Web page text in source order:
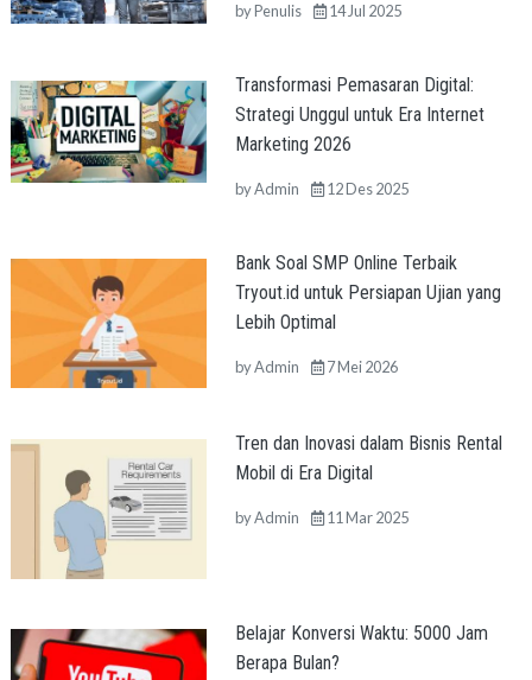
byPenulis 14 Jul 2025
Transformasi Pemasaran Digital:
Strategi Unggul untuk Era Internet
Marketing 2026
byAdmin 12 Des 2025
Bank Soal SMP Online Terbaik
Tryout.id untuk Persiapan Ujian yang
Lebih Optimal
byAdmin 7 Mei 2026
Tren dan Inovasi dalam Bisnis Rental
Mobil di Era Digital
byAdmin 11 Mar 2025
Belajar Konversi Waktu: 5000 Jam
Berapa Bulan?